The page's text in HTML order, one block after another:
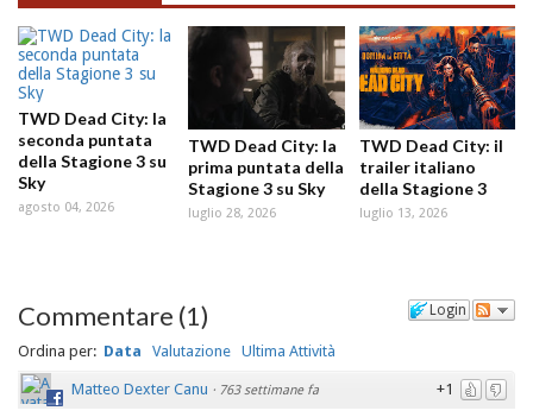
TWD Dead City: la
seconda puntata
della Stagione 3 su
Sky
agosto 04, 2026
TWD Dead City: la
prima puntata della
Stagione 3 su Sky
luglio 28, 2026
TWD Dead City: il
trailer italiano
della Stagione 3
luglio 13, 2026
Login
Commentare (1)
Ordina per: Data Valutazione Ultima Attività
+1
Matteo Dexter Canu · 763 settimane fa